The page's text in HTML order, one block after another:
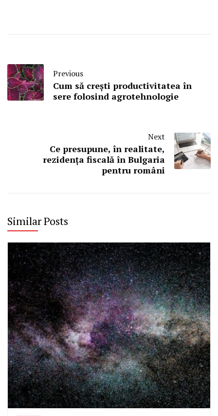
Previous
Cum să crești productivitatea în
sere folosind agrotehnologie
Next
Ce presupune, în realitate,
rezidența fiscală în Bulgaria
pentru români
Similar Posts